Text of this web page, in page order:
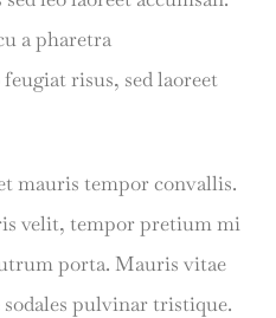
a pharetra
risus, sed laoreet
mauris tempor convallis.
velit, tempor pretium mi
porta. Mauris vitae
pulvinar tristique.